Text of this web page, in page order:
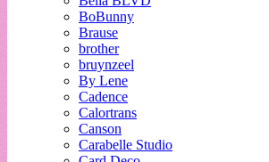
BoBunny
Brause
brother
bruynzeel
By Lene
Cadence
Calortrans
Canson
Carabelle Studio